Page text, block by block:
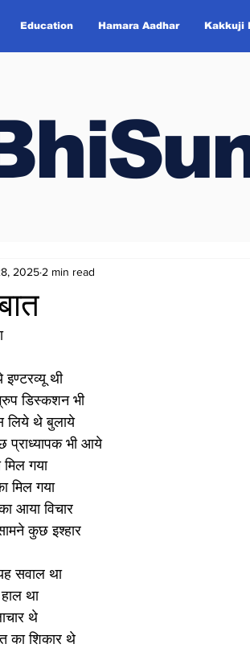
Education Hamara Aadhar Kakkuji
2025 2 min read
इण्टरव्यू थी
डिस्कशन भी
लिये थे बुलाये
भी आये
गया
मिल गया
आया विचार
कुछ इश्हार
सवाल था
था
थे
का शिकार थे